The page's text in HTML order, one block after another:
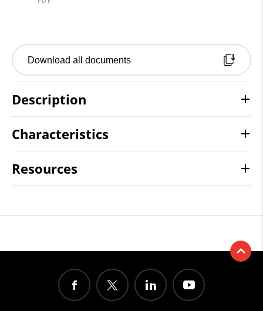
Download all documents
Description
Characteristics
Resources